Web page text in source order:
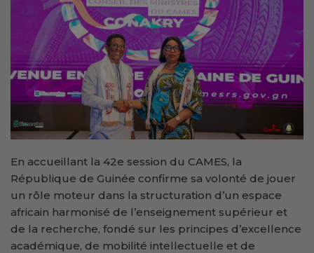
En accueillant la 42e session du CAMES, la
République de Guinée confirme sa volonté de jouer
un rôle moteur dans la structuration d’un espace
africain harmonisé de l’enseignement supérieur et
de la recherche, fondé sur les principes d’excellence
académique, de mobilité intellectuelle et de